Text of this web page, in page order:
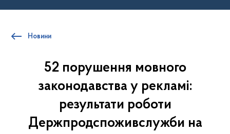
Новини
52 порушення мовного
законодавства у рекламі:
результати роботи
Держпродспоживслужби на